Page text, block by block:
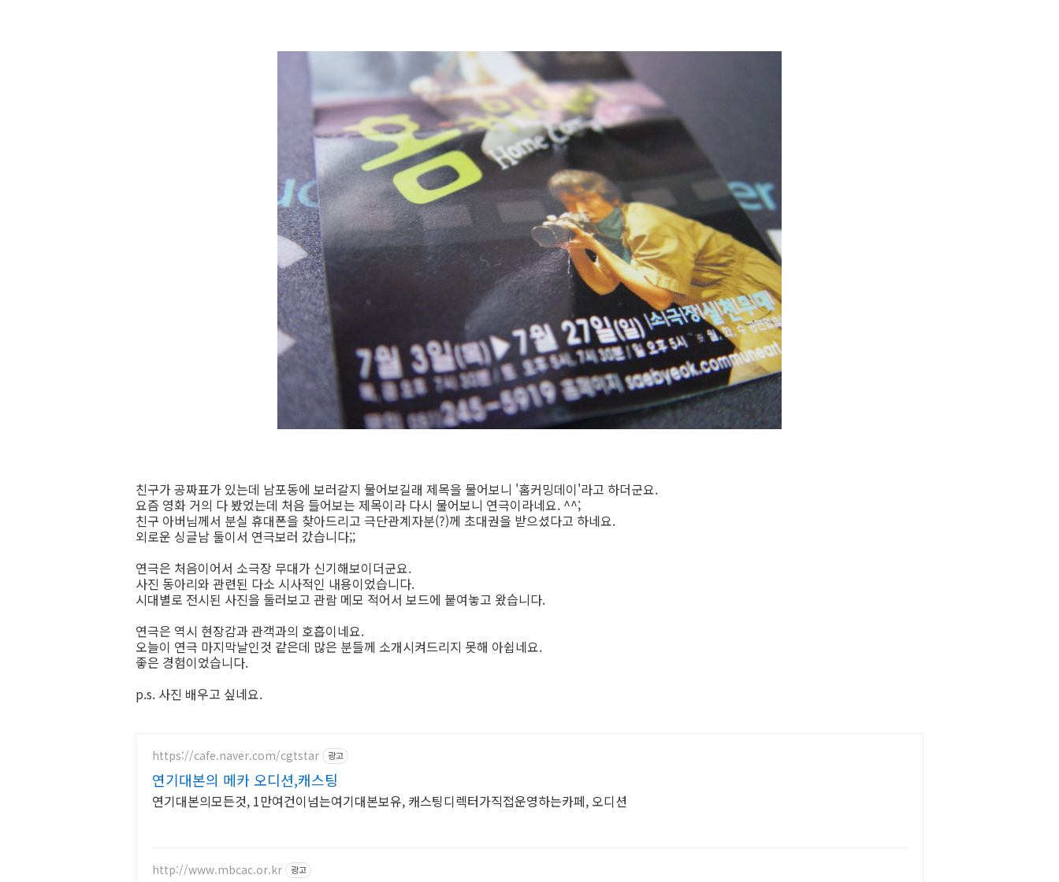
친구가 공짜표가 있는데 남포동에 보러갈지 물어보길래 제목을 물어보니 '홈커밍데이'라고 하더군요.
요즘 영화 거의 다 봤었는데 처음 들어보는 제목이라 다시 물어보니 연극이라네요. ^^;
친구 아버님께서 분실 휴대폰을 찾아드리고 극단관계자분(?)께 초대권을 받으셨다고 하네요.
외로운 싱글남 둘이서 연극보러 갔습니다;;
연극은 처음이어서 소극장 무대가 신기해보이더군요.
사진 동아리와 관련된 다소 시사적인 내용이었습니다.
시대별로 전시된 사진을 둘러보고 관람 메모 적어서 보드에 붙여놓고 왔습니다.
연극은 역시 현장감과 관객과의 호흡이네요.
오늘이 연극 마지막날인것 같은데 많은 분들께 소개시켜드리지 못해 아쉽네요.
좋은 경험이었습니다.
p.s. 사진 배우고 싶네요.
https://cafe.naver.com/cgtstar 광고
연기대본의 메카 오디션,캐스팅
연기대본의모든것, 1만여건이넘는여기대본보유, 캐스팅디렉터가직접운영하는카페, 오디션
http://www.mbcac.or.kr 광고